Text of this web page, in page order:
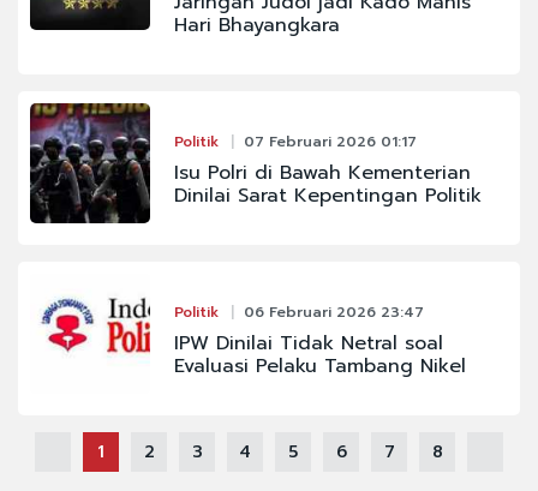
Hari Bhayangkara
Politik 07 Februari 2026 01:17
Isu Polri di Bawah Kementerian
Dinilai Sarat Kepentingan Politik
Politik 06 Februari 2026 23:47
IPW Dinilai Tidak Netral soal
Evaluasi Pelaku Tambang Nikel
1 2 3 4 5 6 7 8